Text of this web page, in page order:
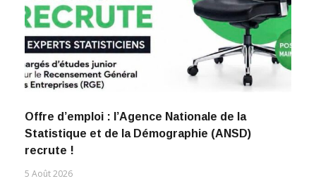
Offre d’emploi : l’Agence Nationale de la
Statistique et de la Démographie (ANSD)
recrute !
5 Août 2026